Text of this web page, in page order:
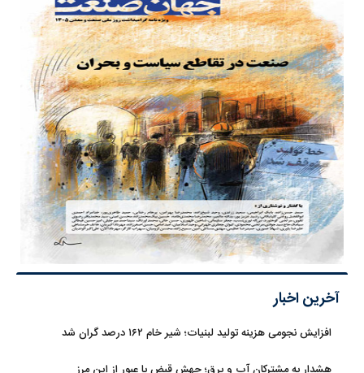
آخرین اخبار
افزایش نجومی هزینه تولید لبنیات؛ شیر خام ۱۶۲ درصد گران شد